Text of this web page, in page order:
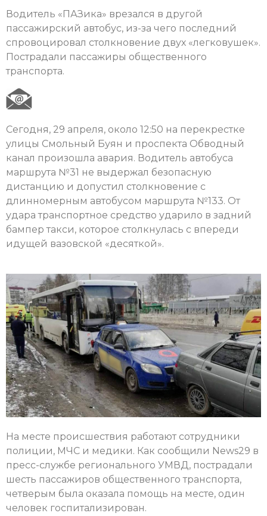
Водитель «ПАЗика» врезался в другой
пассажирский автобус, из-за чего последний
спровоцировал столкновение двух «легковушек».
Пострадали пассажиры общественного
транспорта.
Сегодня, 29 апреля, около 12:50 на перекрестке
улицы Смольный Буян и проспекта Обводный
канал произошла авария. Водитель автобуса
маршрута №31 не выдержал безопасную
дистанцию и допустил столкновение с
длинномерным автобусом маршрута №133. От
удара транспортное средство ударило в задний
бампер такси, которое столкнулась с впереди
идущей вазовской «десяткой».
На месте происшествия работают сотрудники
полиции, МЧС и медики. Как сообщили News29 в
пресс-службе регионального УМВД, пострадали
шесть пассажиров общественного транспорта,
четверым была оказала помощь на месте, один
человек госпитализирован.